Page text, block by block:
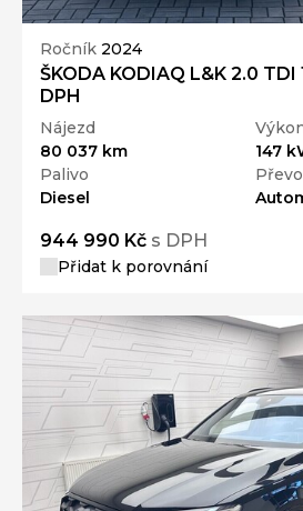
Ročník 2024
ŠKODA KODIAQ L&K 2.0
DPH
Nájezd
80 037 km
147
Palivo
Diesel
944 990 Kč s DPH
Přidat k porovnání